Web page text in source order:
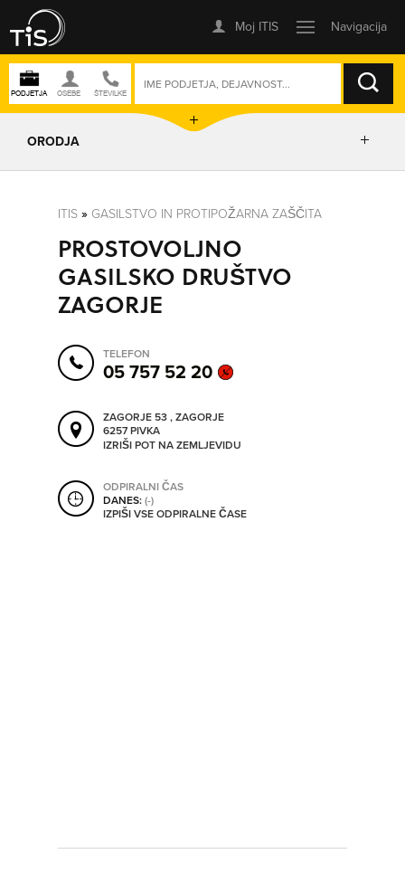
ISKANJE
SO ODPRTA V
ORODJA
IZRIŠI POT
POŠLJI SMS
ORODJA
SHRANI V MOJ ITIS
ITIS» GASILSTVO IN PROTIPOŽARNA ZAŠČITA
PROSTOVOLJNO
GASILSKO DRUŠTVO
ZAGORJE
TELEFON
05 757 52 20
ZAGORJE 53 , ZAGORJE
6257 PIVKA
IZRIŠI POT NA ZEMLJEVIDU
ODPIRALNI ČAS
DANES:(-)
IZPIŠI VSE ODPIRALNE ČASE